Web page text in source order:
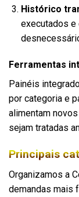
Histórico
executados
Ferramentas
Painéis
por categoria e
alimentam
sejam tratadas
Principais
Organizamos a
demandas mais